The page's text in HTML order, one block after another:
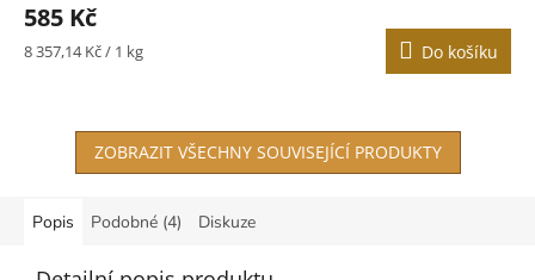
585 Kč
Měrná
8 357,14 Kč / 1 kg Do košíku
ZOBRAZIT VŠECHNY SOUVISEJÍCÍ PRODUKTY
Popis Podobné (4) Diskuze